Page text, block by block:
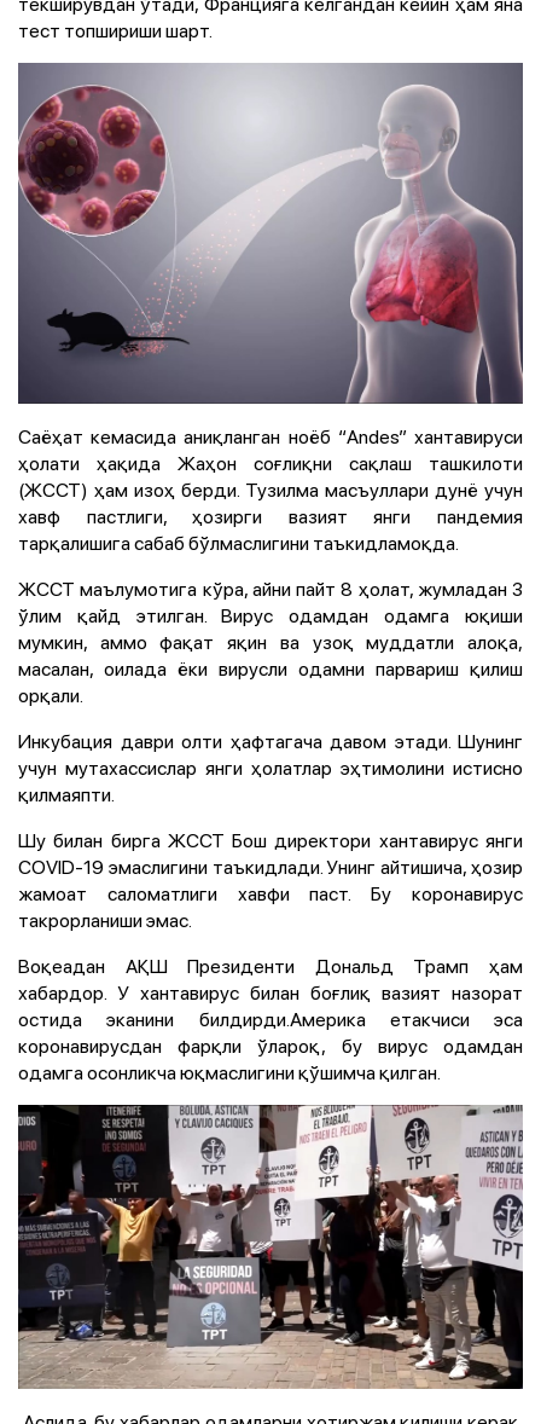
тест топшириши шарт.
Саёҳат кемасида аниқланган ноёб “Andes” хантавируси
ҳолати ҳақида Жаҳон соғлиқни сақлаш ташкилоти
(ЖССТ) ҳам изоҳ берди. Тузилма масъуллари дунё учун
хавф пастлиги, ҳозирги вазият янги пандемия
тарқалишига сабаб бўлмаслигини таъкидламоқда.
ЖССТ маълумотига кўра, айни пайт 8 ҳолат, жумладан 3
ўлим қайд этилган. Вирус одамдан одамга юқиши
мумкин, аммо фақат яқин ва узоқ муддатли алоқа,
масалан, оилада ёки вирусли одамни парвариш қилиш
орқали.
Инкубация даври олти ҳафтагача давом этади. Шунинг
учун мутахассислар янги ҳолатлар эҳтимолини истисно
қилмаяпти.
Шу билан бирга ЖССТ Бош директори хантавирус янги
CОVID-19 эмаслигини таъкидлади. Унинг айтишича, ҳозир
жамоат саломатлиги хавфи паст. Бу коронавирус
такрорланиши эмас.
Воқеадан АҚШ Президенти Дональд Трамп ҳам
хабардор. У хантавирус билан боғлиқ вазият назорат
остида эканини билдирди.Америка етакчиси эса
коронавирусдан фарқли ўлароқ, бу вирус одамдан
одамга осонликча юқмаслигини қўшимча қилган.